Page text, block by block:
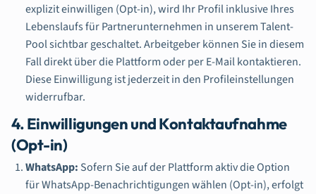
explizit einwilligen (Opt-in), wird Ihr Profil inklusive Ihres
Lebenslaufs für Partnerunternehmen in unserem Talent-
Pool sichtbar geschaltet. Arbeitgeber können Sie in diesem
Fall direkt über die Plattform oder per E-Mail kontaktieren.
Diese Einwilligung ist jederzeit in den Profileinstellungen
widerrufbar.
4. Einwilligungen und Kontaktaufnahme
(Opt-in)
WhatsApp: Sofern Sie auf der Plattform aktiv die Option
für WhatsApp-Benachrichtigungen wählen (Opt-in), erfolgt